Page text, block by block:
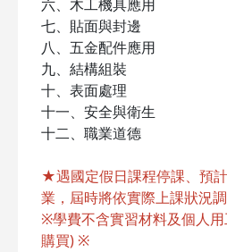
六、木工機具應用
七、貼面與封邊
八、五金配件應用
九、結構組裝
十、表面處理
十一、安全與衛生
十二、職業道德
★遇國定假日課程停課、預
業，屆時將依實際上課狀況
※學費不含實習材料及個人
購買) ※